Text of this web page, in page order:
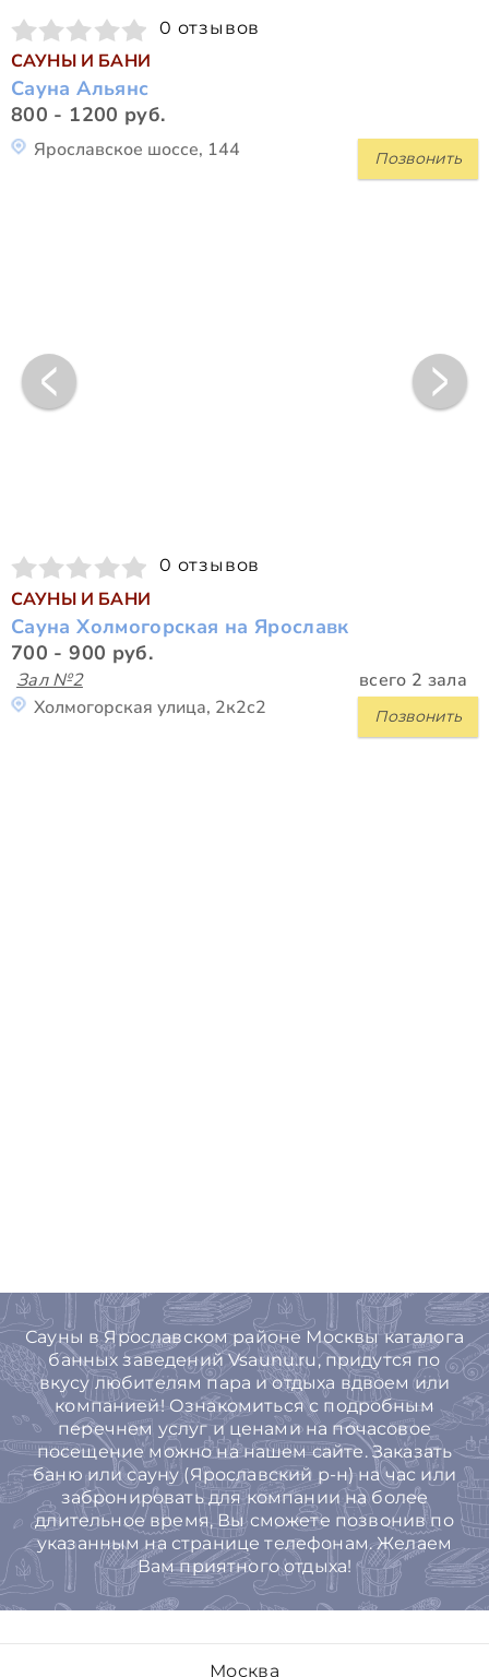
0 отзывов
САУНЫ И БАНИ
Сауна Альянс
800 - 1200 руб.
Позвонить
Ярославское шоссе, 144
0 отзывов
САУНЫ И БАНИ
Сауна Холмогорская на Ярославк
700 - 900 руб.
Зал №2 всего 2 зала
Позвонить
Холмогорская улица, 2к2с2
Сауны в Ярославском районе Москвы каталога
банных заведений Vsaunu.ru, придутся по
вкусу любителям пара и отдыха вдвоем или
компанией! Ознакомиться с подробным
перечнем услуг и ценами на почасовое
посещение можно на нашем сайте. Заказать
баню или сауну (Ярославский р-н) на час или
забронировать для компании на более
длительное время, Вы cможете позвонив по
указанным на странице телефонам. Желаем
Вам приятного отдыха!
Москва